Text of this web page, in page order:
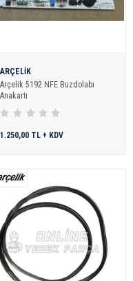
ARÇELİK
Arçelik 5192 NFE Buzdolabı
Anakartı
1.250,00 TL + KDV